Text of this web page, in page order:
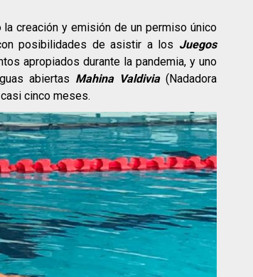
la creación y emisión de un permiso único
posibilidades de asistir a los Juegos
apropiados durante la pandemia, y uno
abiertas Mahina Valdivia(Nadadora
cinco meses.